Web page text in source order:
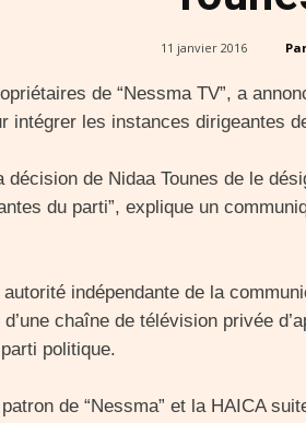
11 janvier 2016
de “Nessma TV”, a
les instances dirigeantes
de Nidaa Tounes de le
du parti”, explique un
indépendante de la
chaîne de télévision privée
politique.
de “Nessma” et la HAICA